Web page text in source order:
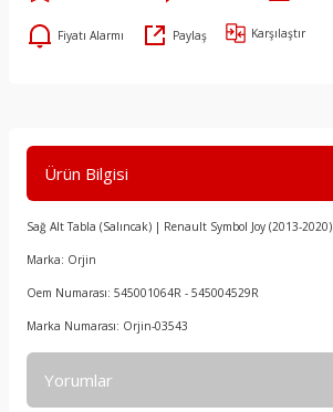
Fiyatı Alarmı Paylaş Karşılaştır
Ürün Bilgisi
Sağ Alt Tabla (Salıncak) | Renault Symbol Joy (2013-2020)
Marka: Orjin
Oem Numarası: 545001064R - 545004529R
Marka Numarası: Orjin-03543
Yorumlar